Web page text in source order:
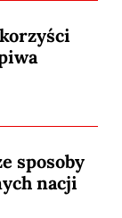
sposoby
nacji